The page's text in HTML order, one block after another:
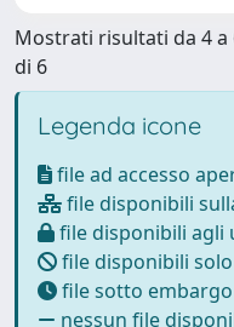
Mostrati risultati da 4 a
di 6
Legenda icone
file ad accesso
file disponibili
file disponibili agli
file disponibili
file sotto embargo
nessun file